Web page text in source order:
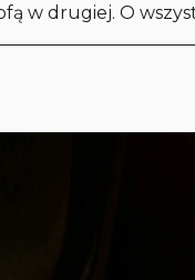
w drugiej. O